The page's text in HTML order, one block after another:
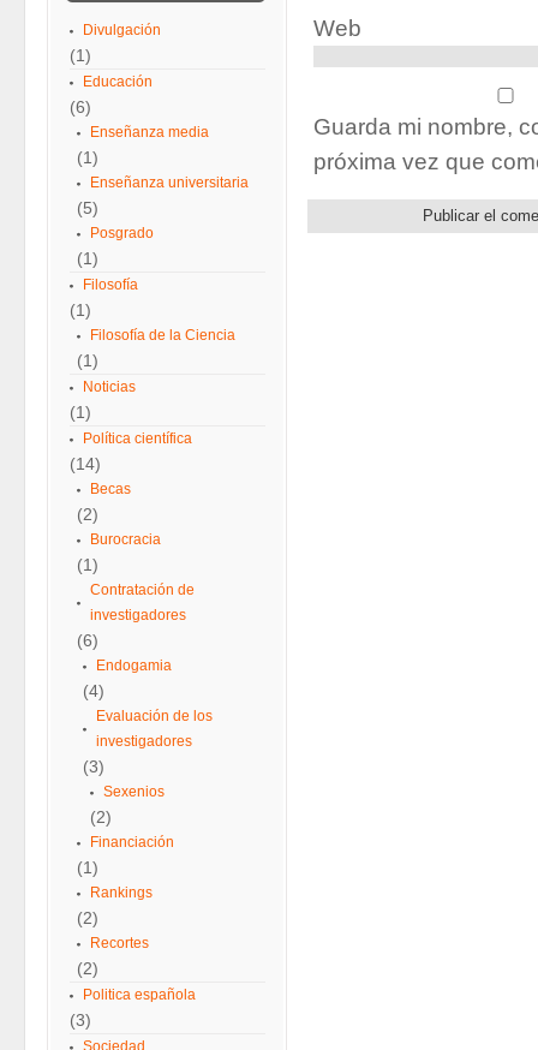
Web
Guarda mi nombre,
próxima vez que
Divulgación
(1)
Educación
(6)
Enseñanza media
(1)
Enseñanza universitaria
(5)
Posgrado
(1)
Filosofía
(1)
Filosofía de la Ciencia
(1)
Noticias
(1)
Política científica
(14)
Becas
(2)
Burocracia
(1)
Contratación de
investigadores
(6)
Endogamia
(4)
Evaluación de los
investigadores
(3)
Sexenios
(2)
Financiación
(1)
Rankings
(2)
Recortes
(2)
Politica española
(3)
Sociedad